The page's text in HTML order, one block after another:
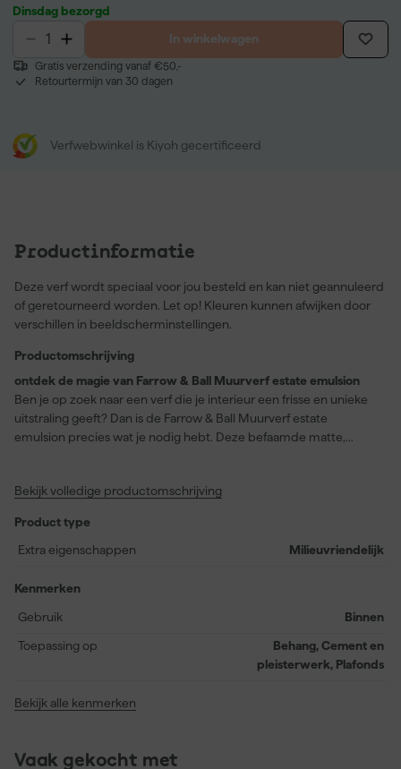
Dinsdag bezorgd
In winkelwagen
Gratis verzending vanaf €50,-
Retourtermijn van 30 dagen
Verfwebwinkel is Kiyoh gecertificeerd
Productinformatie
Deze verf wordt speciaal voor jou besteld en kan niet geannuleerd
of geretourneerd worden. Let op! Kleuren kunnen afwijken door
verschillen in beeldscherminstellingen.
Productomschrijving
ontdek de magie van Farrow & Ball Muurverf estate emulsion
Ben je op zoek naar een verf die je interieur een frisse en unieke
uitstraling geeft? Dan is de Farrow & Ball Muurverf estate
emulsion precies wat je nodig hebt. Deze befaamde matte,
voor toepassing op behang, cement en pleisterwerk, en plafonds.
Engelse schemering - valt deze verf tussen Pavilion Gray en
Blackened met subtiele blauwe ondertonen die moderniteit en
2 uur en overschilderbaar na 4 uur, biedt deze waterbasis
Milieuvriendelijk en zacht afneembaar, maar niet afwasbaar, is
deze verf de perfecte keuze voor jouw elegante binnenruimtes.
Bekijk volledige productomschrijving
Product type
Extra eigenschappen
Milieuvriendelijk
Kenmerken
Gebruik
Binnen
Toepassing op
Behang, Cement en
pleisterwerk, Plafonds
Bekijk alle kenmerken
Vaak gekocht met